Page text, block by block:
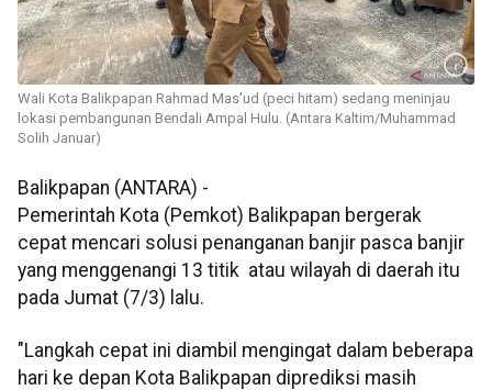
Wali Kota Balikpapan Rahmad Mas'ud (peci hitam) sedang meninjau
lokasi pembangunan Bendali Ampal Hulu. (Antara Kaltim/Muhammad
Solih Januar)
Balikpapan (ANTARA) -
Pemerintah Kota (Pemkot) Balikpapan bergerak
cepat mencari solusi penanganan banjir pasca banjir
yang menggenangi 13 titik atau wilayah di daerah itu
pada Jumat (7/3) lalu.
"Langkah cepat ini diambil mengingat dalam beberapa
hari ke depan Kota Balikpapan diprediksi masih